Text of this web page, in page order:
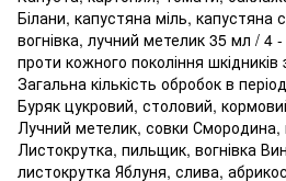
Білани, капустяна міль, капустяна
вогнівка, лучний метелик 35 мл / 4
проти кожного покоління шкідників
Загальна кількість обробок в
Буряк цукровий, столовий,
Лучний метелик, совки Смородина,
Листокрутка, пильщик, вогнівка
листокрутка Яблуня, слива,